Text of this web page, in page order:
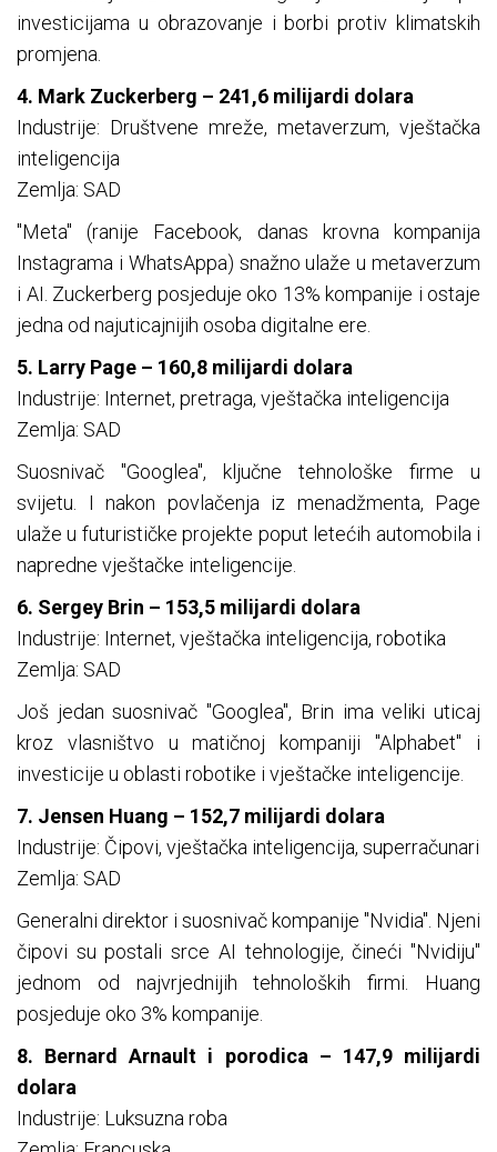
investicijama u obrazovanje i borbi protiv klimatskih
promjena.
4. Mark Zuckerberg – 241,6 milijardi dolara
Industrije: Društvene mreže, metaverzum, vještačka
inteligencija
Zemlja: SAD
"Meta" (ranije Facebook, danas krovna kompanija
Instagrama i WhatsAppa) snažno ulaže u metaverzum
i AI. Zuckerberg posjeduje oko 13% kompanije i ostaje
jedna od najuticajnijih osoba digitalne ere.
5. Larry Page – 160,8 milijardi dolara
Industrije: Internet, pretraga, vještačka inteligencija
Zemlja: SAD
Suosnivač "Googlea", ključne tehnološke firme u
svijetu. I nakon povlačenja iz menadžmenta, Page
ulaže u futurističke projekte poput letećih automobila i
napredne vještačke inteligencije.
6. Sergey Brin – 153,5 milijardi dolara
Industrije: Internet, vještačka inteligencija, robotika
Zemlja: SAD
Još jedan suosnivač "Googlea", Brin ima veliki uticaj
kroz vlasništvo u matičnoj kompaniji "Alphabet" i
investicije u oblasti robotike i vještačke inteligencije.
7. Jensen Huang – 152,7 milijardi dolara
Industrije: Čipovi, vještačka inteligencija, superračunari
Zemlja: SAD
Generalni direktor i suosnivač kompanije "Nvidia". Njeni
čipovi su postali srce AI tehnologije, čineći "Nvidiju"
jednom od najvrjednijih tehnoloških firmi. Huang
posjeduje oko 3% kompanije.
8. Bernard Arnault i porodica – 147,9 milijardi
dolara
Industrije: Luksuzna roba